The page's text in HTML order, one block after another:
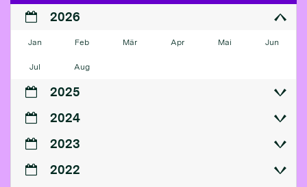
2026
Jan Feb Mär Apr Mai Jun
Jul Aug
2025
2024
2023
2022